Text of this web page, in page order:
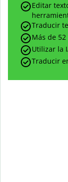
Editar
Traducir
Más de
Utilizar la
Traducir